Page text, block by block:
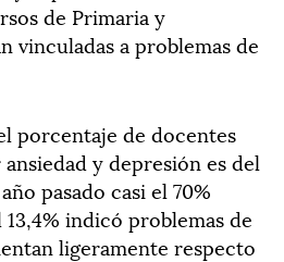
de Primaria y
vinculadas a problemas de
porcentaje de docentes
y depresión es del
pasado casi el 70%
indicó problemas de
ligeramente respecto